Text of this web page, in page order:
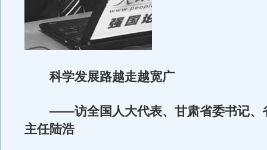
科学发展路越走越宽广
——访全国人大代表、甘肃省委书记、
主任陆浩